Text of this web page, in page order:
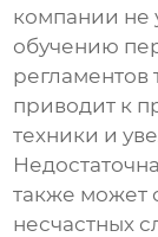
компании не
обучению
регламентов
приводит к
техники и
также может
несчастных